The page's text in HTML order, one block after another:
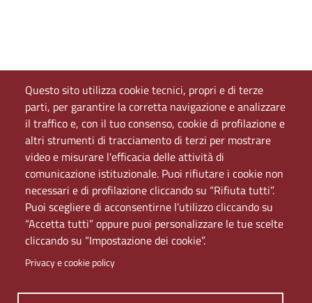
Questo sito utilizza cookie tecnici, propri e di terze
parti, per garantire la corretta navigazione e analizzare
il traffico e, con il tuo consenso, cookie di profilazione e
altri strumenti di tracciamento di terzi per mostrare
video e misurare l'efficacia delle attività di
comunicazione istituzionale. Puoi rifiutare i cookie non
necessari e di profilazione cliccando su “Rifiuta tutti”.
Puoi scegliere di acconsentirne l’utilizzo cliccando su
“Accetta tutti” oppure puoi personalizzare le tue scelte
cliccando su “Impostazione dei cookie”.
Privacy e cookie policy